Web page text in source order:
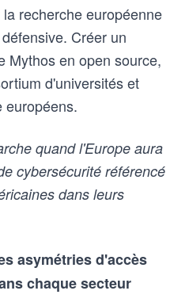
recherche européenne
Créer un
Mythos en open source,
d'universités et
européens.
quand l'Europe aura
cybersécurité référencé
dans leurs
asymétries d'accès
chaque secteur